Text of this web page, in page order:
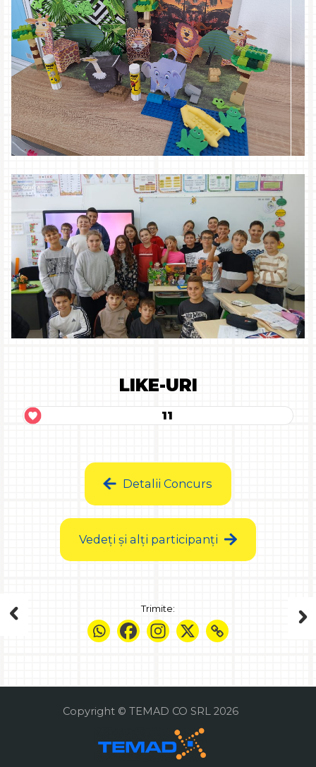
LIKE-URI
11
Detalii Concurs
Vedeți și alți participanți
Trimite:
Copyright © TEMAD CO SRL 2026